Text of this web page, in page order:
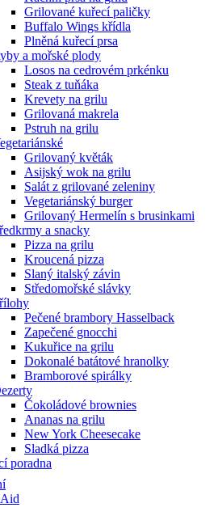
Grilované kuřecí paličky
Buffalo Wings křídla
Plněná kuřecí prsa
a mořské plody
Losos na cedrovém prkénku
Steak z tuňáka
Krevety na grilu
Grilovaná makrela
Pstruh na grilu
Grilovaný květák
Asijský wok na grilu
Salát z grilované zeleniny
Vegetariánský burger
Grilovaný Hermelín s brusinkami
a snacky
Pizza na grilu
Kroucená pizza
Slaný italský závin
Středomořské slávky
Pečené brambory Hasselback
Zapečené gnocchi
Kukuřice na grilu
Dokonalé batátové hranolky
Bramborové spirálky
Čokoládové brownies
Ananas na grilu
New York Cheesecake
Sladká pizza
poradna